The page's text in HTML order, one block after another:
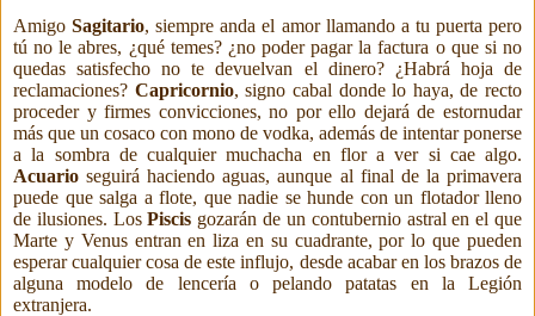
AmigoSagitario, siempre anda el amor llamando a tu puerta pero
tú no le abres, ¿qué temes? ¿no poder pagar la factura o que si no
quedas satisfecho no te devuelvan el dinero? ¿Habrá hoja de
reclamaciones? Capricornio, signo cabal donde lo haya, de recto
proceder y firmes convicciones, no por ello dejará de estornudar
más que un cosaco con mono de vodka, además de intentar ponerse
a la sombra de cualquier muchacha en flor a ver si cae algo.
Acuario seguirá haciendo aguas, aunque al final de la primavera
puede que salga a flote, que nadie se hunde con un flotador lleno
de ilusiones. LosPiscis gozarán de un contubernio astral en el que
Marte y Venus entran en liza en su cuadrante, por lo que pueden
esperar cualquier cosa de este influjo, desde acabar en los brazos de
alguna modelo de lencería o pelando patatas en la Legión
extranjera.